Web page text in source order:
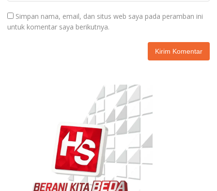
Simpan nama, email, dan situs web saya pada peramban ini
untuk komentar saya berikutnya.